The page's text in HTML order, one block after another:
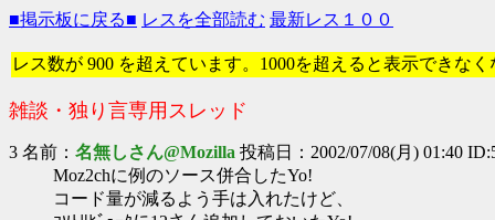
■掲示板に戻る■ レスを全部読む 最新レス１００
レス数が 900 を超えています。1000を超えると表示できな
雑談・独り言専用スレッド
3 名前： 名無しさん@Mozilla 投稿日：2002/07/08(月) 01:40
Moz2chに例のソース併合したYo!
コード量が減るよう手は入れたけど、